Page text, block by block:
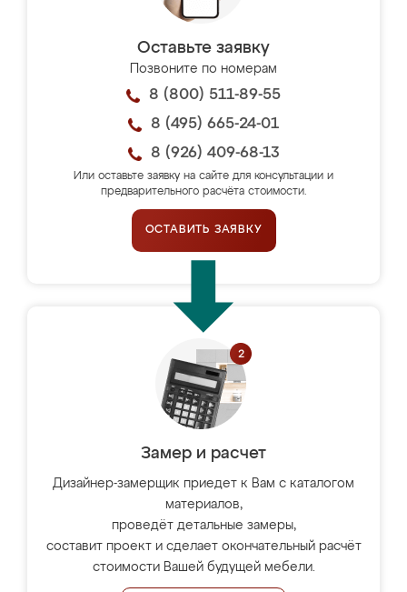
Оставьте заявку
Позвоните по номерам
8 (800) 511-89-55
8 (495) 665-24-01
8 (926) 409-68-13
Или оставьте заявку на сайте для консультации и
предварительного расчёта стоимости.
ОСТАВИТЬ ЗАЯВКУ
Замер и расчет
Дизайнер-замерщик приедет к Вам с каталогом
материалов,
проведёт детальные замеры,
составит проект и сделает окончательный расчёт
стоимости Вашей будущей мебели.